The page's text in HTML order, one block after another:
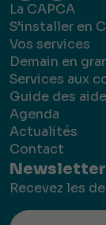
La CAPCA
S’installer en
Vos services
Demain en
Services aux
Guide des
Agenda
Actualités
Contact
Newsletter
Recevez les